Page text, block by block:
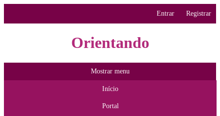
Entrar Registrar
Orientando
Mostrar menu
Início
Portal